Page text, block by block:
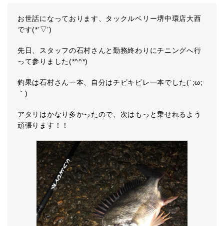
お世話になっております、タックルベリー堺中環店大西
です(*’▽’)
先日、スタッフの石村さんと勤務終わりにチニングへ行
って参りました(*^^*)
釣果は石村さん一本、自分はチビキビレ一本でした(´;ω;
｀)
アタリはかなり多かったので、次はもっと乗せれるよう
頑張ります！！